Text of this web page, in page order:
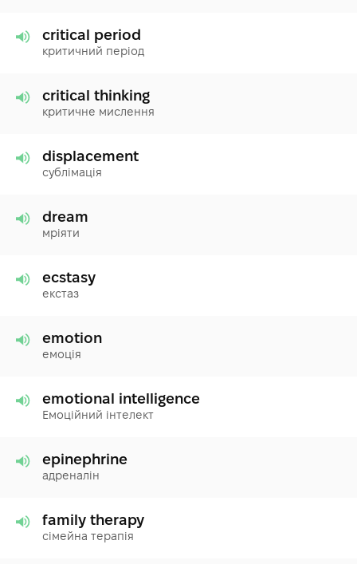
critical period
критичний період
critical thinking
критичне мислення
displacement
сублімація
dream
мріяти
ecstasy
екстаз
emotion
емоція
emotional intelligence
Емоційний інтелект
epinephrine
адреналін
family therapy
сімейна терапія